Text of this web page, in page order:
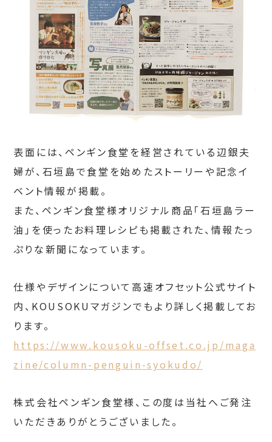
表面には、ペンギン食堂を経営されている辺銀夫
婦が、石垣島で食堂を始めたストーリーや記念イ
ベント情報が掲載。
また、ペンギン食堂様オリジナル商品「石垣島ラー
油」を使ったお料理レシピも掲載された、情報たっ
ぷりな新聞になっています。
仕様やデザインについて高速オフセット公式サイト
内、KOUSOKUマガジンでもより詳しく掲載してお
ります。
https://www.kousoku-offset.co.jp/maga
zine/column-penguin-syokudo/
株式会社ペンギン食堂様、この度は当社へご発注
いただきありがとうございました。